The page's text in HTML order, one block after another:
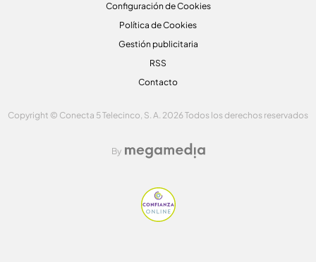
Configuración de Cookies
Política de Cookies
Gestión publicitaria
RSS
Contacto
Copyright © Conecta 5 Telecinco, S. A. 2026 Todos los derechos reservados
By